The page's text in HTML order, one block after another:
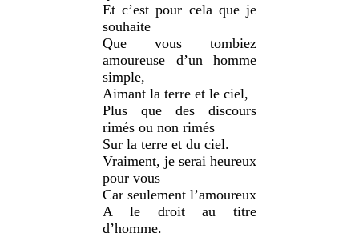
Et c’est pour cela que je
souhaite
Que vous tombiez
amoureuse d’un homme
simple,
Aimant la terre et le ciel,
Plus que des discours
rimés ou non rimés
Sur la terre et du ciel.
Vraiment, je serai heureux
pour vous
Car seulement l’amoureux
A le droit au titre
d’homme.